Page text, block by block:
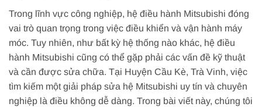
Trong lĩnh vực công nghiệp, hệ điều hành Mitsubishi đóng
vai trò quan trọng trong việc điều khiển và vận hành máy
móc. Tuy nhiên, như bất kỳ hệ thống nào khác, hệ điều
hành Mitsubishi cũng có thể gặp phải các vấn đề kỹ thuật
và cần được sửa chữa. Tại Huyện Cầu Kè, Trà Vinh, việc
tìm kiếm một giải pháp sửa hệ Mitsubishi uy tín và chuyên
nghiệp là điều không dễ dàng. Trong bài viết này, chúng tôi